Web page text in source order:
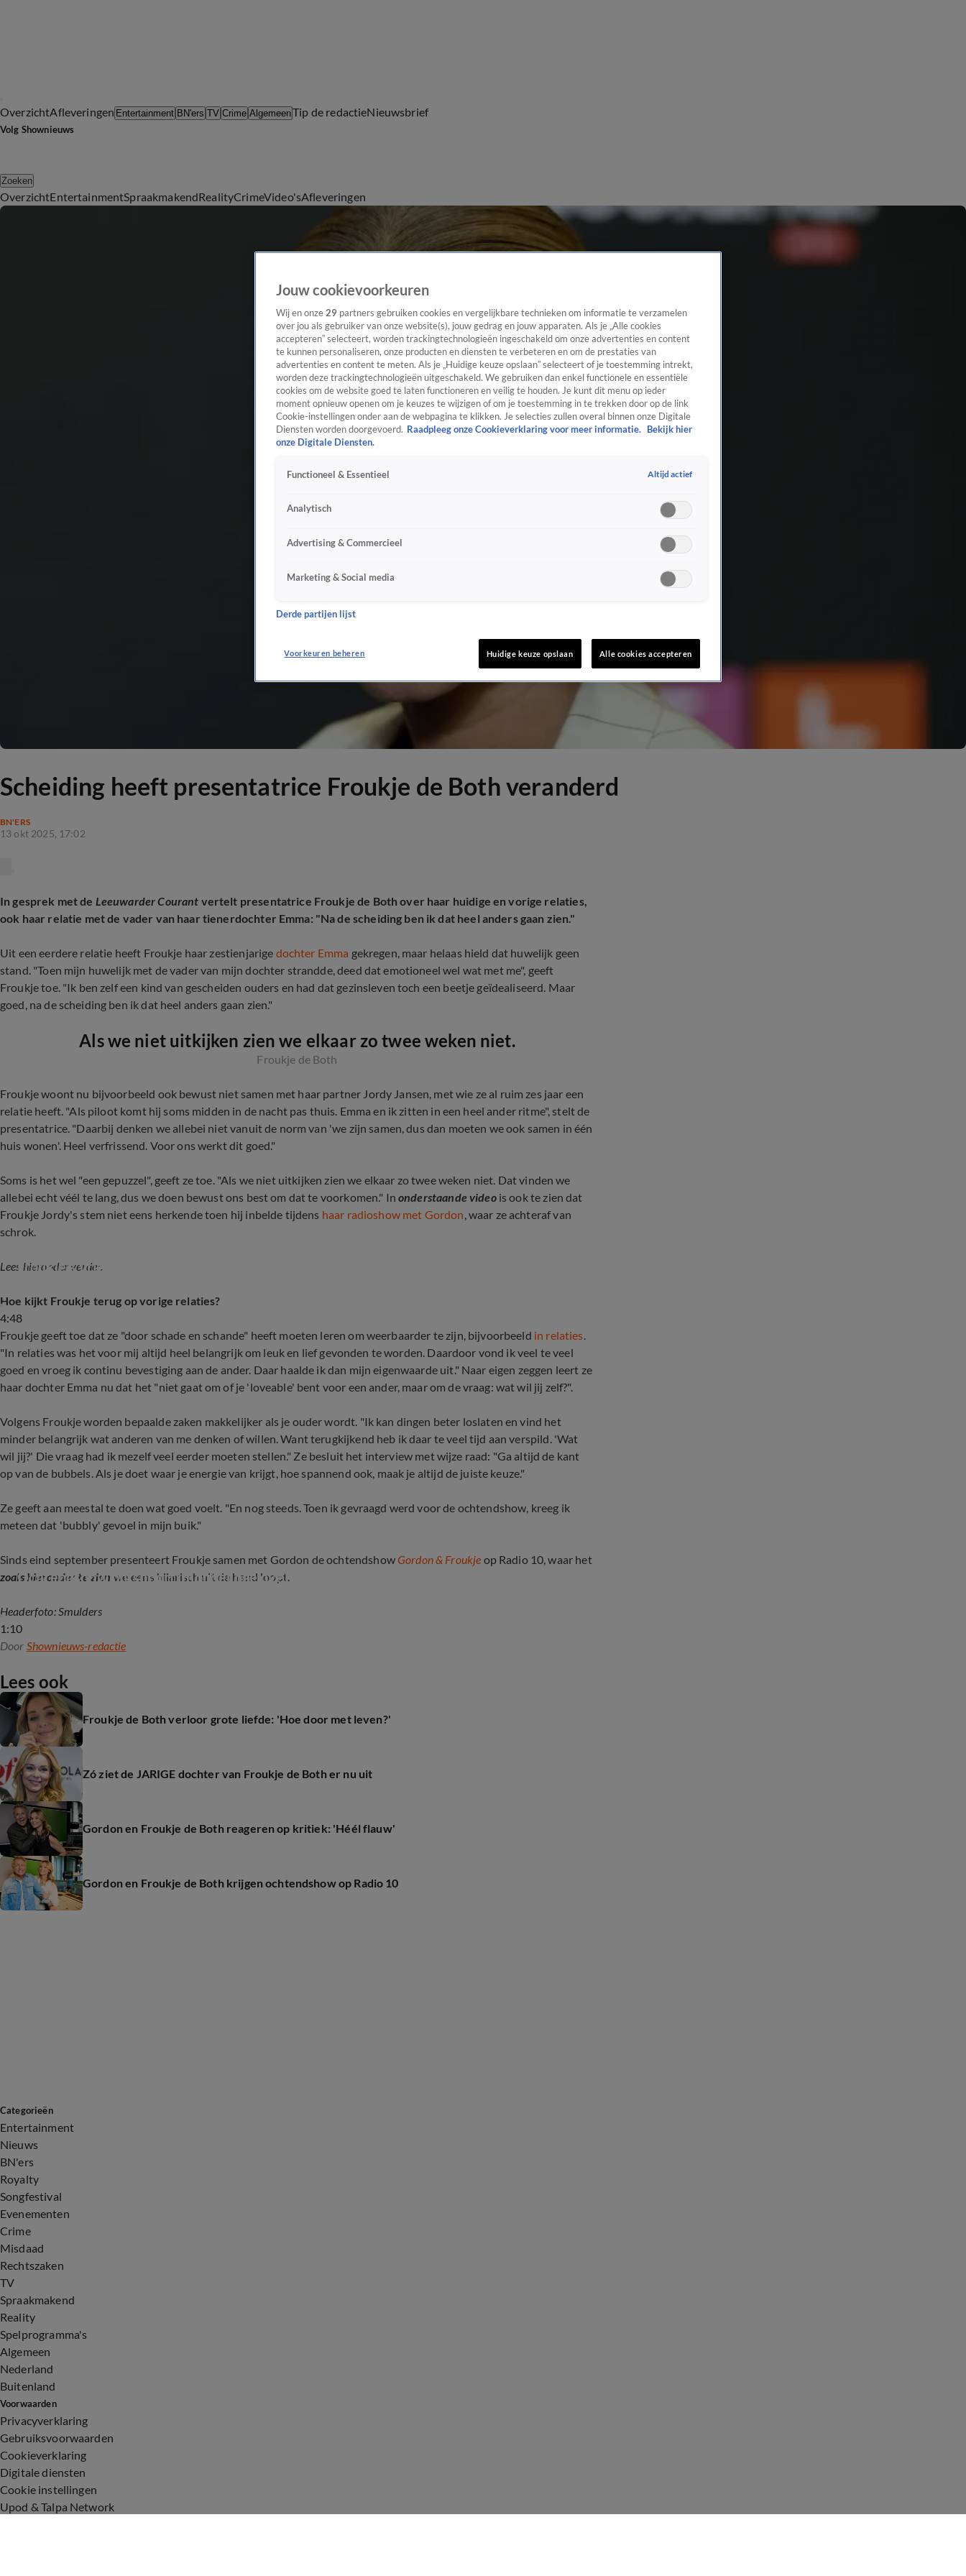
OverzichtAfleveringen Entertainment BN'ers TV Crime AlgemeenTip de redactieNieuwsbrief
Volg Shownieuws
Zoeken
OverzichtEntertainmentSpraakmakendRealityCrimeVideo'sAfleveringen
Scheiding heeft presentatrice Froukje de Both veranderd
BN'ERS
13 okt 2025, 17:02
In gesprek met de Leeuwarder Courant vertelt presentatrice Froukje de Both over haar huidige en vorige relaties,
ook haar relatie met de vader van haar tienerdochter Emma: "Na de scheiding ben ik dat heel anders gaan zien."
Uit een eerdere relatie heeft Froukje haar zestienjarige dochter Emma gekregen, maar helaas hield dat huwelijk geen
stand. "Toen mijn huwelijk met de vader van mijn dochter strandde, deed dat emotioneel wel wat met me", geeft
Froukje toe. "Ik ben zelf een kind van gescheiden ouders en had dat gezinsleven toch een beetje geïdealiseerd. Maar
goed, na de scheiding ben ik dat heel anders gaan zien."
Als we niet uitkijken zien we elkaar zo twee weken niet.
Froukje de Both
Froukje woont nu bijvoorbeeld ook bewust niet samen met haar partner Jordy Jansen, met wie ze al ruim zes jaar een
relatie heeft. "Als piloot komt hij soms midden in de nacht pas thuis. Emma en ik zitten in een heel ander ritme", stelt de
presentatrice. "Daarbij denken we allebei niet vanuit de norm van 'we zijn samen, dus dan moeten we ook samen in één
huis wonen'. Heel verfrissend. Voor ons werkt dit goed."
Soms is het wel "een gepuzzel", geeft ze toe. "Als we niet uitkijken zien we elkaar zo twee weken niet. Dat vinden we
allebei echt véél te lang, dus we doen bewust ons best om dat te voorkomen." Inonderstaande videois ook te zien dat
Froukje Jordy's stem niet eens herkende toen hij inbelde tijdens haar radioshow met Gordon, waar ze achteraf van
schrok.
Lees hieronder verder.
4:48
Froukje's vriend doet stiekem mee aan Lief en Leed!
Hoe kijkt Froukje terug op vorige relaties?
Froukje geeft toe dat ze "door schade en schande" heeft moeten leren om weerbaarder te zijn, bijvoorbeeld in relaties.
"In relaties was het voor mij altijd heel belangrijk om leuk en lief gevonden te worden. Daardoor vond ik veel te veel
goed en vroeg ik continu bevestiging aan de ander. Daar haalde ik dan mijn eigenwaarde uit." Naar eigen zeggen leert ze
haar dochter Emma nu dat het "niet gaat om of je 'loveable' bent voor een ander, maar om de vraag: wat wil jij zelf?".
Volgens Froukje worden bepaalde zaken makkelijker als je ouder wordt. "Ik kan dingen beter loslaten en vind het
minder belangrijk wat anderen van me denken of willen. Want terugkijkend heb ik daar te veel tijd aan verspild. 'Wat
wil jij?' Die vraag had ik mezelf veel eerder moeten stellen." Ze besluit het interview met wijze raad: "Ga altijd de kant
op van de bubbels. Als je doet waar je energie van krijgt, hoe spannend ook, maak je altijd de juiste keuze."
Ze geeft aan meestal te doen wat goed voelt. "En nog steeds. Toen ik gevraagd werd voor de ochtendshow, kreeg ik
meteen dat 'bubbly' gevoel in mijn buik."
Sinds eind september presenteert Froukje samen met Gordon de ochtendshow Gordon & Froukje op Radio 10, waar het
zoals hieronder te zien weleens hilarisch uit de hand loopt.
1:10
Ochtendshow ontspoort: mondelinge overhoring?! (Radio 10)
Headerfoto: Smulders
Door Shownieuws-redactie
Lees ook
Froukje de Both verloor grote liefde: 'Hoe door met leven?'
Zó ziet de JARIGE dochter van Froukje de Both er nu uit
Gordon en Froukje de Both reageren op kritiek: 'Héél flauw'
Gordon en Froukje de Both krijgen ochtendshow op Radio 10
Categorieën
Entertainment
Nieuws
BN'ers
Royalty
Songfestival
Evenementen
Crime
Misdaad
Rechtszaken
TV
Spraakmakend
Reality
Spelprogramma's
Algemeen
Nederland
Buitenland
Voorwaarden
Privacyverklaring
Gebruiksvoorwaarden
Cookieverklaring
Digitale diensten
Cookie instellingen
Upod & Talpa Network
Jouw cookievoorkeuren
Wij en onze 29 partners gebruiken cookies en vergelijkbare technieken om informatie te verzamelen
over jou als gebruiker van onze website(s), jouw gedrag en jouw apparaten. Als je „Alle cookies
accepteren” selecteert, worden trackingtechnologieën ingeschakeld om onze advertenties en content
te kunnen personaliseren, onze producten en diensten te verbeteren en om de prestaties van
advertenties en content te meten. Als je „Huidige keuze opslaan” selecteert of je toestemming intrekt,
worden deze trackingtechnologieën uitgeschakeld. We gebruiken dan enkel functionele en essentiële
cookies om de website goed te laten functioneren en veilig te houden. Je kunt dit menu op ieder
moment opnieuw openen om je keuzes te wijzigen of om je toestemming in te trekken door op de link
Cookie-instellingen onder aan de webpagina te klikken. Je selecties zullen overal binnen onze Digitale
Diensten worden doorgevoerd. Raadpleeg onze Cookieverklaring voor meer informatie.
Bekijk hier
onze Digitale Diensten.
Functioneel & Essentieel Altijd actief
Analytisch
Advertising & Commercieel
Marketing & Social media
Derde partijen lijst
Voorkeuren beheren Huidige keuze opslaan Alle cookies accepteren